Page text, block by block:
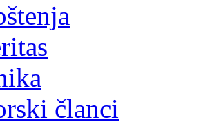
članci